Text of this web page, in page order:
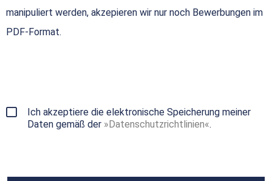
manipuliert werden, akzepieren wir nur noch Bewerbungen im
PDF-Format.
Ich akzeptiere die elektronische Speicherung meiner
Daten gemäß der
Datenschutzrichtlinien .